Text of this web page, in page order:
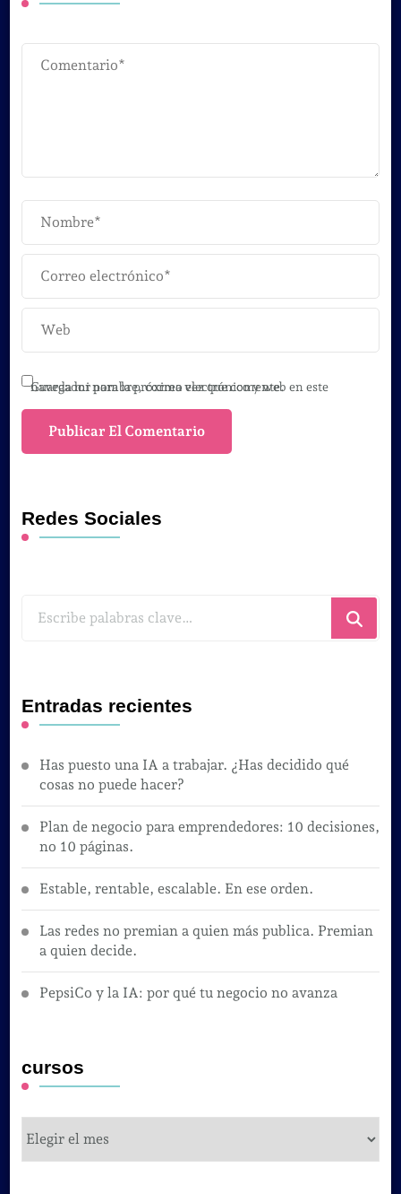
Guarda mi nombre, correo electrónico y web en este navegador para la próxima vez que comente.
Redes Sociales
Entradas recientes
Has puesto una IA a trabajar. ¿Has decidido qué
cosas no puede hacer?
Plan de negocio para emprendedores: 10 decisiones,
no 10 páginas.
Estable, rentable, escalable. En ese orden.
Las redes no premian a quien más publica. Premian
a quien decide.
PepsiCo y la IA: por qué tu negocio no avanza
cursos